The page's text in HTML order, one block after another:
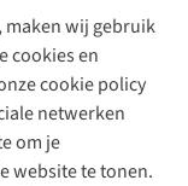
maken wij gebruik
cookies en
cookie policy
netwerken
om je
website te tonen.